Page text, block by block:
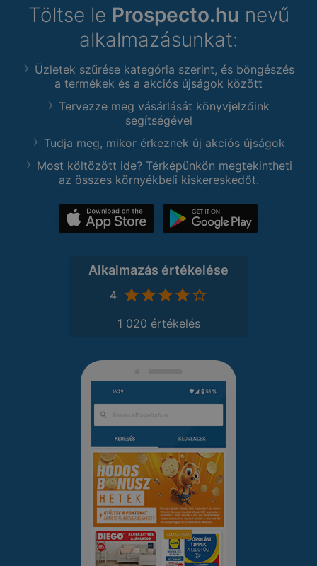
Töltse le Prospecto.hu nevű
alkalmazásunkat:
Üzletek szűrése kategória szerint, és böngészés
a termékek és a akciós újságok között
Tervezze meg vásárlását könyvjelzőink
segítségével
Tudja meg, mikor érkeznek új akciós újságok
Most költözött ide? Térképünkön megtekintheti
az összes környékbeli kiskereskedőt.
Alkalmazás értékelése
4
1 020 értékelés